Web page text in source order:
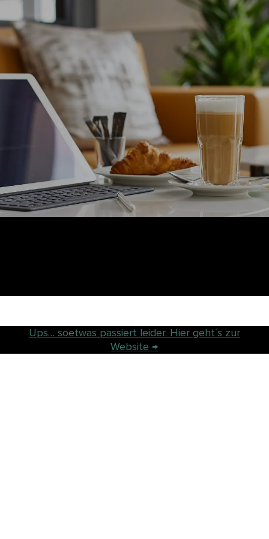
Ups… soetwas passiert leider. Hier geht´s zur
Website →